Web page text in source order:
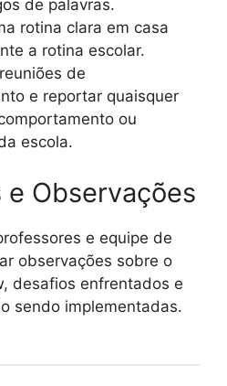
de palavras.
rotina clara em casa
a rotina escolar.
de
e reportar quaisquer
ou
escola.
e Observações
e equipe de
observações sobre o
desafios enfrentados e
sendo implementadas.